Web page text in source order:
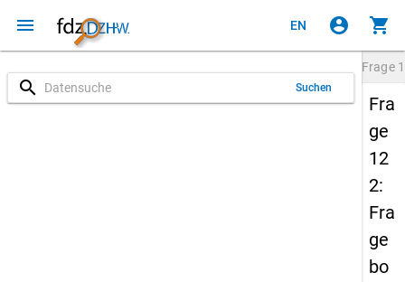
menu EN account_circle shopping_cart
search Suchen
Frage
Fra
ge
12
2:
Fra
ge
bo